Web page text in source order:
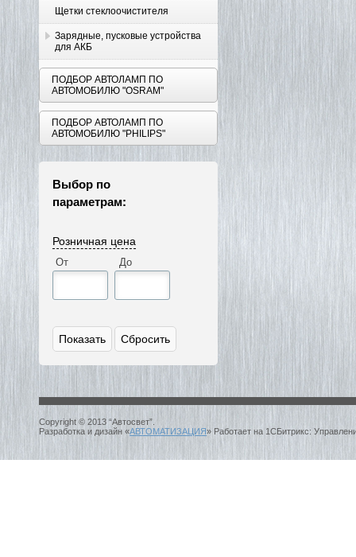
Щетки стеклоочистителя
Зарядные, пусковые устройства
для АКБ
ПОДБОР АВТОЛАМП ПО
АВТОМОБИЛЮ "OSRAM"
ПОДБОР АВТОЛАМП ПО
АВТОМОБИЛЮ "PHILIPS"
Выбор по
параметрам:
Розничная цена
От До
Copyright © 2013 “Автосвет”.
Разработка и дизайн «АВТОМАТИЗАЦИЯ» Работает на 1СБитрикс: